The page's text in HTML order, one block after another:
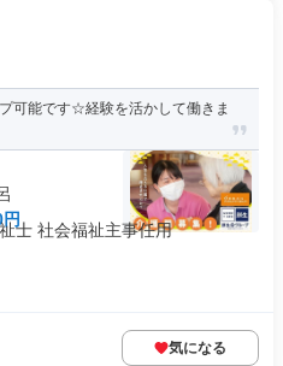
可能です☆経験を活かして働きま
士 社会福祉主事任用
気になる